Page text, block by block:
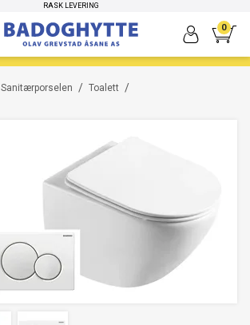
RASK LEVERING
0
/
Sanitærporselen /
Toalett
-33%